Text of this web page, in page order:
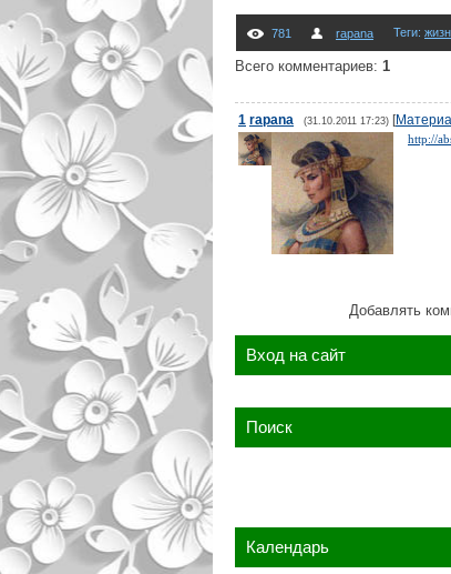
781 rapana Теги:
Всего комментариев: 1
1 rapana (31.10.2011 17:23) [
http://
Добавлять
Вход на сайт
Поиск
Календарь